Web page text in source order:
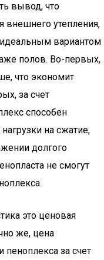
вывод, что
внешнего утепления,
вариантом
полов. Во-первых,
что экономит
за счет
способен
на сжатие,
долгого
не смогут
это ценовая
же, цена
пеноплекса за счет